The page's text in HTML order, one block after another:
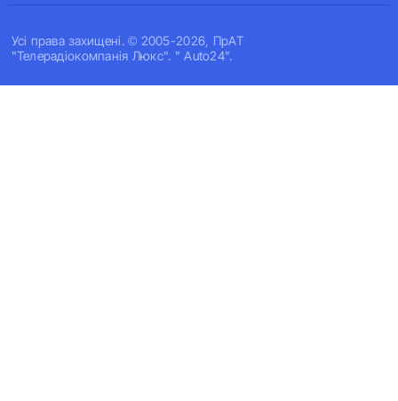
Усi права захищенi. © 2005-2026, ПрАТ
"Телерадіокомпанія Люкс". " Auto24".